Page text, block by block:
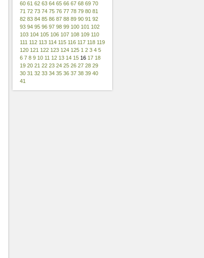
60 61 62 63 64 65 66 67 68 69 70
71 72 73 74 75 76 77 78 79 80 81
82 83 84 85 86 87 88 89 90 91 92
93 94 95 96 97 98 99 100 101 102
103 104 105 106 107 108 109 110
111 112 113 114 115 116 117 118 119
120 121 122 123 124 125 1 2 3 4 5
6 7 8 9 10 11 12 13 14 15 16 17 18
19 20 21 22 23 24 25 26 27 28 29
30 31 32 33 34 35 36 37 38 39 40
41